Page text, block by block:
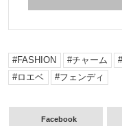
FASHION チャーム
ロエベ
フェンディ
Facebook